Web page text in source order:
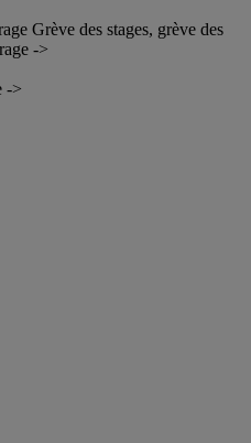
Grève des stages, grève des
->
->